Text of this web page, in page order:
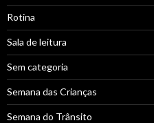
Rotina
Sala de leitura
Sem categoria
Semana das Crianças
Semana do Trânsito